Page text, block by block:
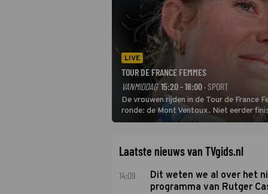
LIVE
TOUR DE FRANCE FEMMES
VANMIDDAG 15:20 - 18:00 · SPORT
De vrouwen rijden in de Tour de France
ronde: de Mont Ventoux. Niet eerder
uit de buitencategorie. De aanloop
Laatste nieuws van TVgids.nl
14:09
Dit weten we al over het
programma van Rutger